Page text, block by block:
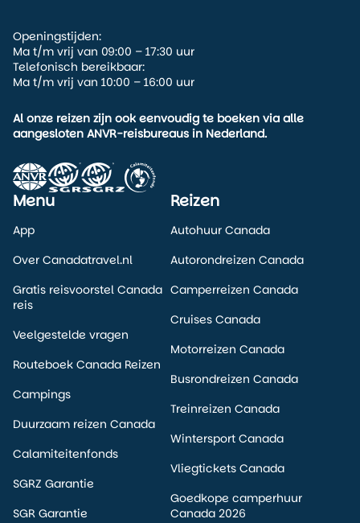
Openingstijden:
Ma t/m vrij van 09:00 – 17:30 uur
Telefonisch bereikbaar:
Ma t/m vrij van 10:00 – 16:00 uur
Al onze reizen zijn ook eenvoudig te boeken via alle
aangesloten ANVR-reisbureaus in Nederland.
Menu
App
Over Canadatravel.nl
Gratis reisvoorstel Canada
reis
Veelgestelde vragen
Routeboek Canada Reizen
Campings
Duurzaam reizen Canada
Calamiteitenfonds
SGRZ Garantie
SGR Garantie
Reizen
Autohuur Canada
Autorondreizen Canada
Camperreizen Canada
Cruises Canada
Motorreizen Canada
Busrondreizen Canada
Treinreizen Canada
Wintersport Canada
Vliegtickets Canada
Goedkope camperhuur
Canada 2026